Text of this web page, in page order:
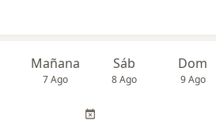
Mañana
7 Ago
Sáb
8 Ago
Dom
9 Ago